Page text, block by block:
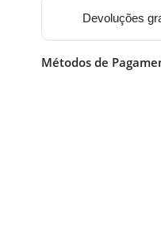
Devoluções
Métodos de